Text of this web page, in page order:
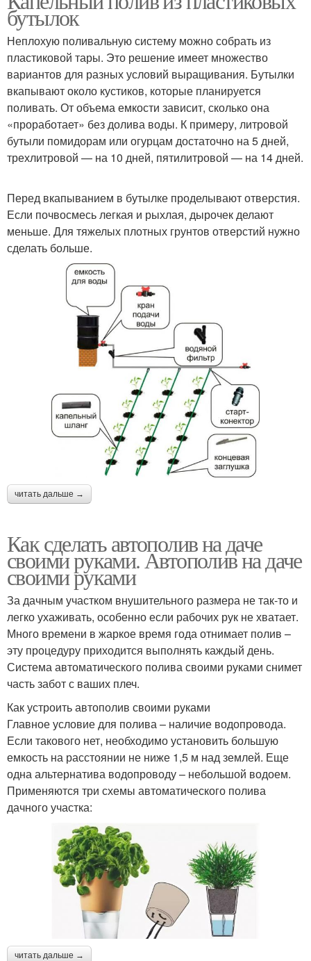
бутылок
Неплохую поливальную систему можно собрать из
пластиковой тары. Это решение имеет множество
вариантов для разных условий выращивания. Бутылки
вкапывают около кустиков, которые планируется
поливать. От объема емкости зависит, сколько она
«проработает» без долива воды. К примеру, литровой
бутыли помидорам или огурцам достаточно на 5 дней,
трехлитровой — на 10 дней, пятилитровой — на 14 дней.
Перед вкапыванием в бутылке проделывают отверстия.
Если почвосмесь легкая и рыхлая, дырочек делают
меньше. Для тяжелых плотных грунтов отверстий нужно
сделать больше.
читать дальше →
Как сделать автополив на даче
своими руками. Автополив на даче
своими руками
За дачным участком внушительного размера не так-то и
легко ухаживать, особенно если рабочих рук не хватает.
Много времени в жаркое время года отнимает полив –
эту процедуру приходится выполнять каждый день.
Система автоматического полива своими руками снимет
часть забот с ваших плеч.
Как устроить автополив своими руками
Главное условие для полива – наличие водопровода.
Если такового нет, необходимо установить большую
емкость на расстоянии не ниже 1,5 м над землей. Еще
одна альтернатива водопроводу – небольшой водоем.
Применяются три схемы автоматического полива
дачного участка:
читать дальше →